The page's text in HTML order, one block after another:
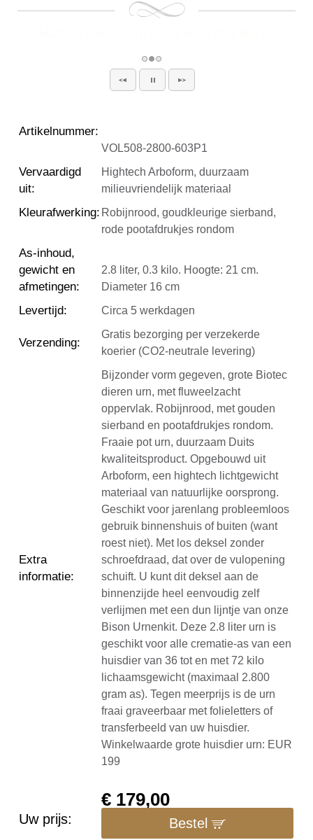
Artikelnummer:
VOL508-2800-603P1
Vervaardigd
uit:
Hightech Arboform, duurzaam
milieuvriendelijk materiaal
Kleurafwerking: Robijnrood, goudkleurige sierband,
rode pootafdrukjes rondom
As-inhoud,
gewicht en
afmetingen:
2.8 liter, 0.3 kilo. Hoogte: 21 cm.
Diameter 16 cm
Levertijd: Circa 5 werkdagen
Verzending:
Gratis bezorging per verzekerde
koerier (CO2-neutrale levering)
Extra
informatie:
Bijzonder vorm gegeven, grote Biotec
dieren urn, met fluweelzacht
oppervlak. Robijnrood, met gouden
sierband en pootafdrukjes rondom.
Fraaie pot urn, duurzaam Duits
kwaliteitsproduct. Opgebouwd uit
Arboform, een hightech lichtgewicht
materiaal van natuurlijke oorsprong.
Geschikt voor jarenlang probleemloos
gebruik binnenshuis of buiten (want
roest niet). Met los deksel zonder
schroefdraad, dat over de vulopening
schuift. U kunt dit deksel aan de
binnenzijde heel eenvoudig zelf
verlijmen met een dun lijntje van onze
Bison Urnenkit. Deze 2.8 liter urn is
geschikt voor alle crematie-as van een
huisdier van 36 tot en met 72 kilo
lichaamsgewicht (maximaal 2.800
gram as). Tegen meerprijs is de urn
fraai graveerbaar met folieletters of
transferbeeld van uw huisdier.
Winkelwaarde grote huisdier urn: EUR
199
Uw prijs:
€ 179,00
Bestel